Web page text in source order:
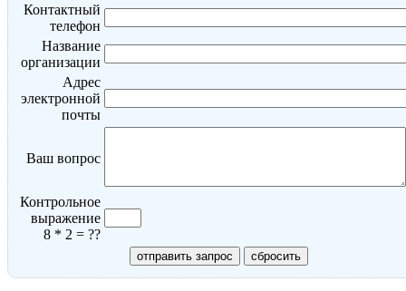
Контактный
телефон
Название
организации
Адрес
электронной
почты
Ваш вопрос
Контрольное
выражение
8 * 2 = ??